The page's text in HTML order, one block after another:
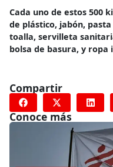
Cada uno de estos 500
de plástico, jabón,
toalla, servilleta
bolsa de basura, y
Compartir
Conoce más